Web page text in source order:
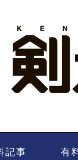
記事 有